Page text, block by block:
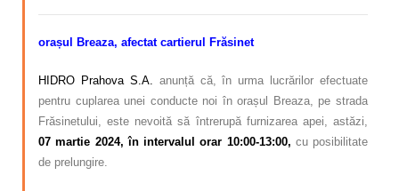
orașul Breaza, afectat cartierul Frăsinet
HIDRO Prahova S.A. anunță că, în urma lucrărilor efectuate
pentru cuplarea unei conducte noi în orașul Breaza, pe strada
Frăsinetului, este nevoită să întrerupă furnizarea apei, astăzi,
07 martie 2024, în intervalul orar 10:00-13:00, cu posibilitate
de prelungire.